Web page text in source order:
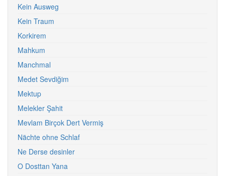
Kein Ausweg
Kein Traum
Korkirem
Mahkum
Manchmal
Medet Sevdiğim
Mektup
Melekler Şahit
Mevlam Birçok Dert Vermiş
Nächte ohne Schlaf
Ne Derse desinler
O Dosttan Yana